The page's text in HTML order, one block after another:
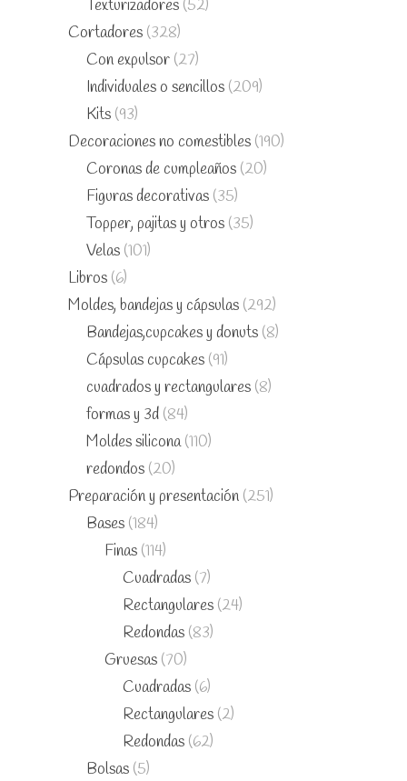
Texturizadores (52)
Cortadores (328)
Con expulsor (27)
Individuales o sencillos (209)
Kits (93)
Decoraciones no comestibles (190)
Coronas de cumpleaños (20)
Figuras decorativas (35)
Topper, pajitas y otros (35)
Velas (101)
Libros (6)
Moldes, bandejas y cápsulas (292)
Bandejas,cupcakes y donuts (8)
Cápsulas cupcakes (91)
cuadrados y rectangulares (8)
formas y 3d (84)
Moldes silicona (110)
redondos (20)
Preparación y presentación (251)
Bases (184)
Finas (114)
Cuadradas (7)
Rectangulares (24)
Redondas (83)
Gruesas (70)
Cuadradas (6)
Rectangulares (2)
Redondas (62)
Bolsas (5)